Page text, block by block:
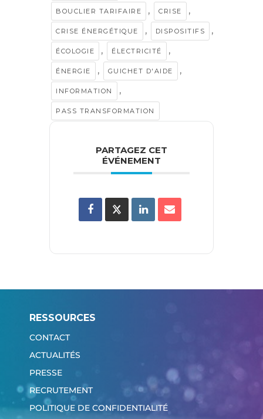
BOUCLIER TARIFAIRE , CRISE ,
CRISE ÉNERGÉTIQUE , DISPOSITIFS ,
ÉCOLOGIE , ÉLECTRICITÉ ,
ÉNERGIE , GUICHET D'AIDE ,
INFORMATION ,
PASS TRANSFORMATION
PARTAGEZ CET
ÉVÉNEMENT
RESSOURCES
CONTACT
ACTUALITÉS
PRESSE
RECRUTEMENT
POLITIQUE DE CONFIDENTIALITÉ